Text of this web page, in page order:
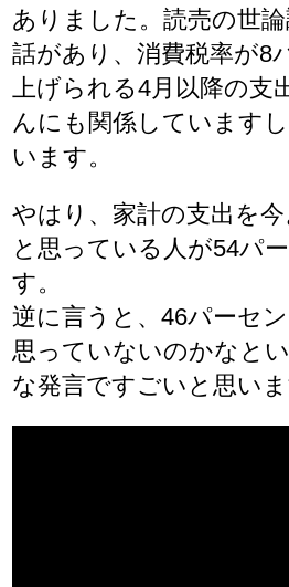
ありました。読売の世
話があり、消費税率が8
上げられる4月以降の支
んにも関係しています
います。
やはり、家計の支出を
と思っている人が54パ
す。
逆に言うと、46パーセ
思っていないのかなと
な発言ですごいと思いま